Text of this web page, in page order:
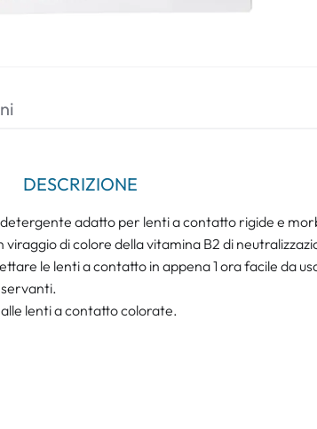
DESCRIZIONE
adatto per lenti a contatto rigide e
viraggio di colore della vitamina B2 di
le lenti a contatto in appena 1 ora facile da
lenti a contatto colorate.